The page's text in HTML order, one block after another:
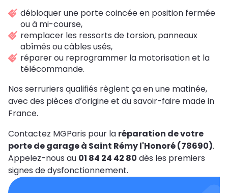
débloquer une porte coincée en position fermée
ou à mi-course,
remplacer les ressorts de torsion, panneaux
abîmés ou câbles usés,
réparer ou reprogrammer la motorisation et la
télécommande.
Nos serruriers qualifiés règlent ça en une matinée,
avec des pièces d’origine et du savoir-faire made in
France.
Contactez MGParis pour la réparation de votre
porte de garage à Saint Rémy l'Honoré (78690).
Appelez-nous au 01 84 24 42 80 dès les premiers
signes de dysfonctionnement.